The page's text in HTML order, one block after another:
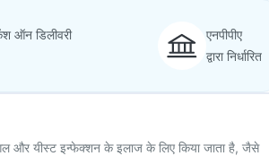
ऑन डिलीवरी
एनपीपीए
द्वारा निर्धारित
और यीस्ट इन्फेक्शन के इलाज के लिए किया जाता है, जैसे